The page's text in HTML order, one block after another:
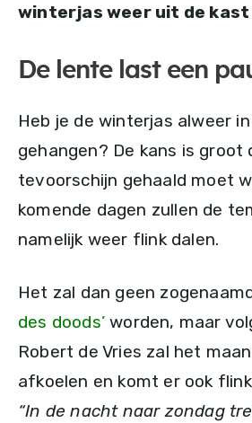
winterjas weer uit de kast
De lente last een
Heb je de winterjas alweer
gehangen? De kans is groot
tevoorschijn gehaald moet
komende dagen zullen de
namelijk weer flink dalen.
Het zal dan geen
des doods’ worden, maar
Robert de Vries zal het
afkoelen en komt er ook
“In de nacht naar zondag